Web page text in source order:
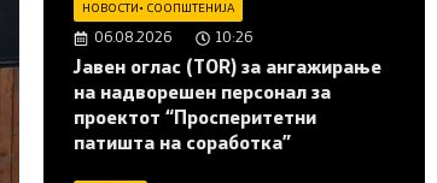
НОВОСТИ • СООПШТЕНИЈА
06.08.2026 10:26
Јавен оглас (ТОR) за ангажирање
на надворешен персонал за
проектот “Просперитетни
патишта на соработка”